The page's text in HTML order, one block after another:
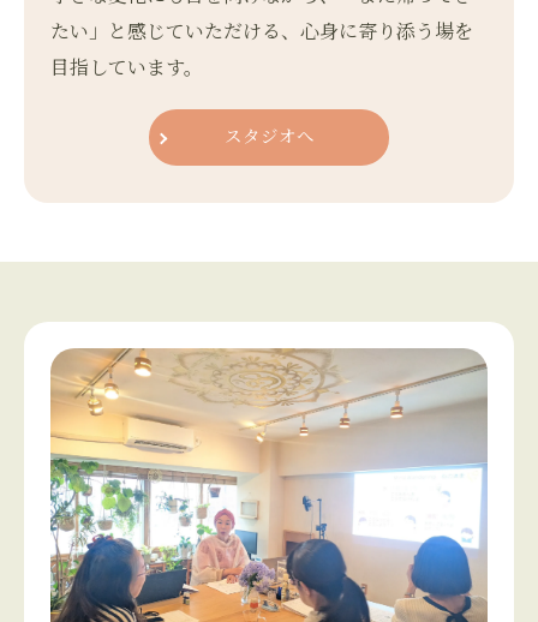
たい」と感じていただける、心身に寄り添う場を
目指しています。
スタジオへ